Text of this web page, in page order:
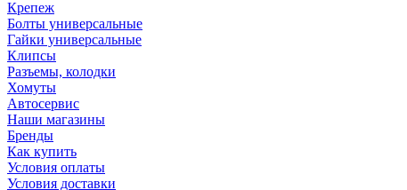
Крепеж
Болты универсальные
Гайки универсальные
Клипсы
Разъемы, колодки
Хомуты
Автосервис
Наши магазины
Бренды
Как купить
Условия оплаты
Условия доставки